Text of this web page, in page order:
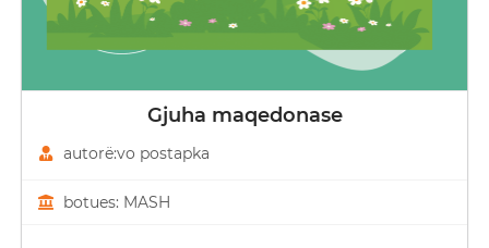
Gjuha maqedonase
autorë:vo postapka
botues: MASH